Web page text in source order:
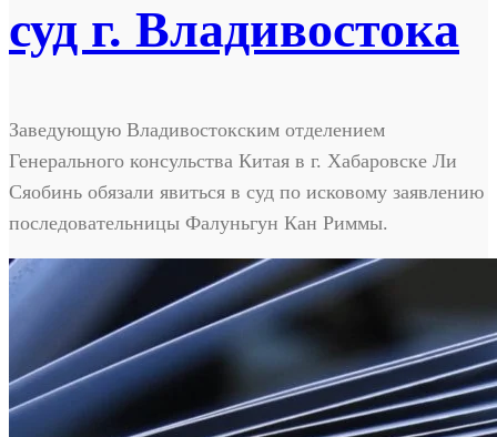
суд г. Владивостока
Заведующую Владивостокским отделением
Генерального консульства Китая в г. Хабаровске Ли
Сяобинь обязали явиться в суд по исковому заявлению
последовательницы Фалуньгун Кан Риммы.